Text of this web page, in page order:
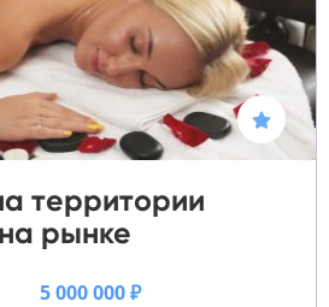
территории
рынке
5 000 000 ₽